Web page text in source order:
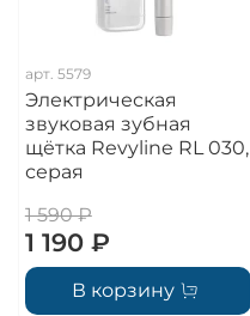
арт. 5579
Электрическая
звуковая зубная
щётка Revyline RL 030,
серая
1 590 ₽
1 190 ₽
В корзину